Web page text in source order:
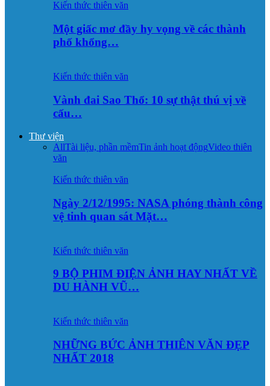
Kiến thức thiên văn
Một giấc mơ đầy hy vọng về các thành
phố khổng…
Kiến thức thiên văn
Vành đai Sao Thổ: 10 sự thật thú vị về
cấu…
Thư viện
AllTài liệu, phần mềmTin ảnh hoạt độngVideo thiên
văn
Kiến thức thiên văn
Ngày 2/12/1995: NASA phóng thành công
vệ tinh quan sát Mặt…
Kiến thức thiên văn
9 BỘ PHIM ĐIỆN ẢNH HAY NHẤT VỀ
DU HÀNH VŨ…
Kiến thức thiên văn
NHỮNG BỨC ẢNH THIÊN VĂN ĐẸP
NHẤT 2018